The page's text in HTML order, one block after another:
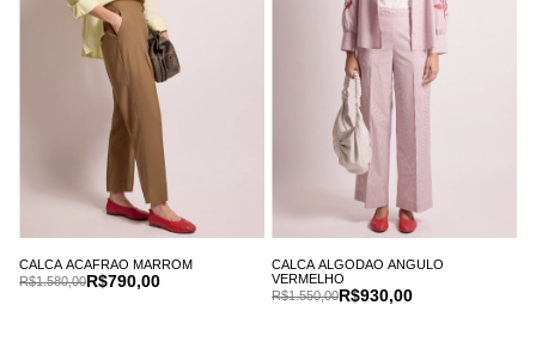
CALCA ACAFRAO MARROM
R$790,00
R$1.580,00
CALCA ALGODAO ANGULO
VERMELHO
R$930,00
R$1.550,00